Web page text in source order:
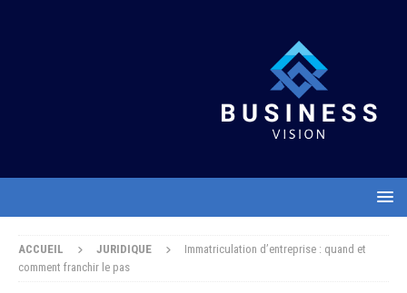
ACCUEIL JURIDIQUE
Immatriculation d’entreprise : quand et
comment franchir le pas